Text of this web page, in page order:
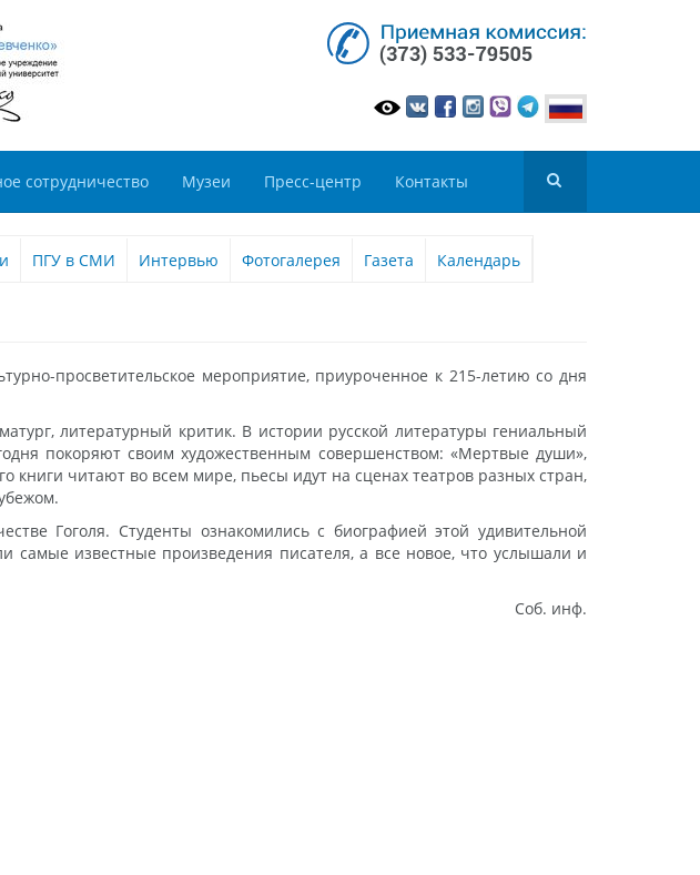
сотрудничество Музеи Пресс-центр Контакты
ПГУ в СМИ Интервью Фотогалерея Газета Календарь
просветительское мероприятие, приуроченное к 215-летию со дня
литературный критик. В истории русской литературы гениальный
покоряют своим художественным совершенством: «Мертвые души»,
книги читают во всем мире, пьесы идут на сценах театров разных стран,
Гоголя. Студенты ознакомились с биографией этой удивительной
самые известные произведения писателя, а все новое, что услышали и
Соб. инф.